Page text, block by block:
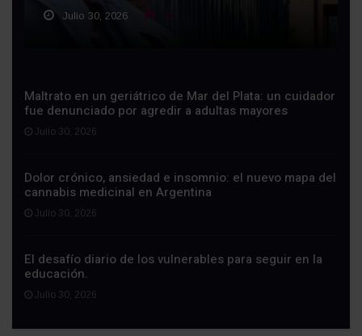
Julio 30, 2026
Maltrato en un geriátrico de Mar del Plata: un cuidador
fue denunciado por agredir a adultas mayores
Julio 30, 2026
Dolor crónico, ansiedad e insomnio: el nuevo mapa del
cannabis medicinal en Argentina
Julio 30, 2026
El desafío diario de los vulnerables para seguir en la
educación.
Julio 30, 2026